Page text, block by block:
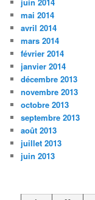
juin 2014
mai 2014
avril 2014
mars 2014
février 2014
janvier 2014
décembre 2013
novembre 2013
octobre 2013
septembre 2013
août 2013
juillet 2013
juin 2013